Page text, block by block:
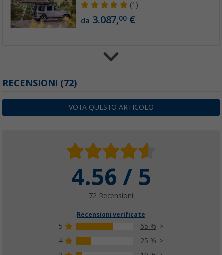
(1)
da 3.087,00 €
3.399,00€
Tenda da tetto iKamper Skycamp 2.0 con
di vetro
da5.773,00€
RECENSIONI (72)
VOTA QUESTO ARTICOLO
4.56 / 5
72 Recensioni
Recensioni verificate
5
65 %
4
25 %